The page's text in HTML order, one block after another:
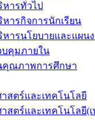
ารทั่วไป
ารกิจการนักเรียน
ารนโยบายและแผน
คุมภายใน
คุณภาพการศึกษา
สตร์และเทคโนโลยี
สตร์และเทคโนโลยี(